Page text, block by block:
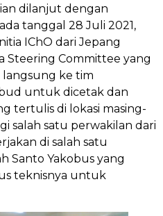
dilanjut dengan
tanggal 28 Juli 2021,
IChO dari Jepang
Steering Committee yang
ke tim
untuk dicetak dan
tertulis di lokasi masing-
salah satu perwakilan dari
di salah satu
Santo Yakobus yang
teknisnya untuk